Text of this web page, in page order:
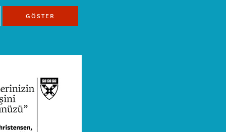
GÖSTER